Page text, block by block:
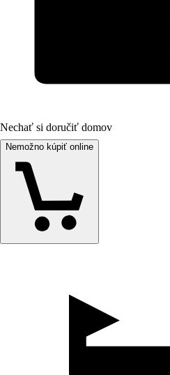
Nechať si doručiť domov
Nemožno kúpiť online